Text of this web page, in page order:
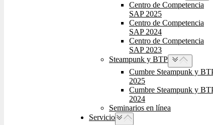
Centro de Competencia
SAP 2025
Centro de Competencia
SAP 2024
Centro de Competencia
SAP 2023
Steampunk y BTP
Cumbre Steampunk y
2025
Cumbre Steampunk y
2024
Seminarios en línea
Servicio